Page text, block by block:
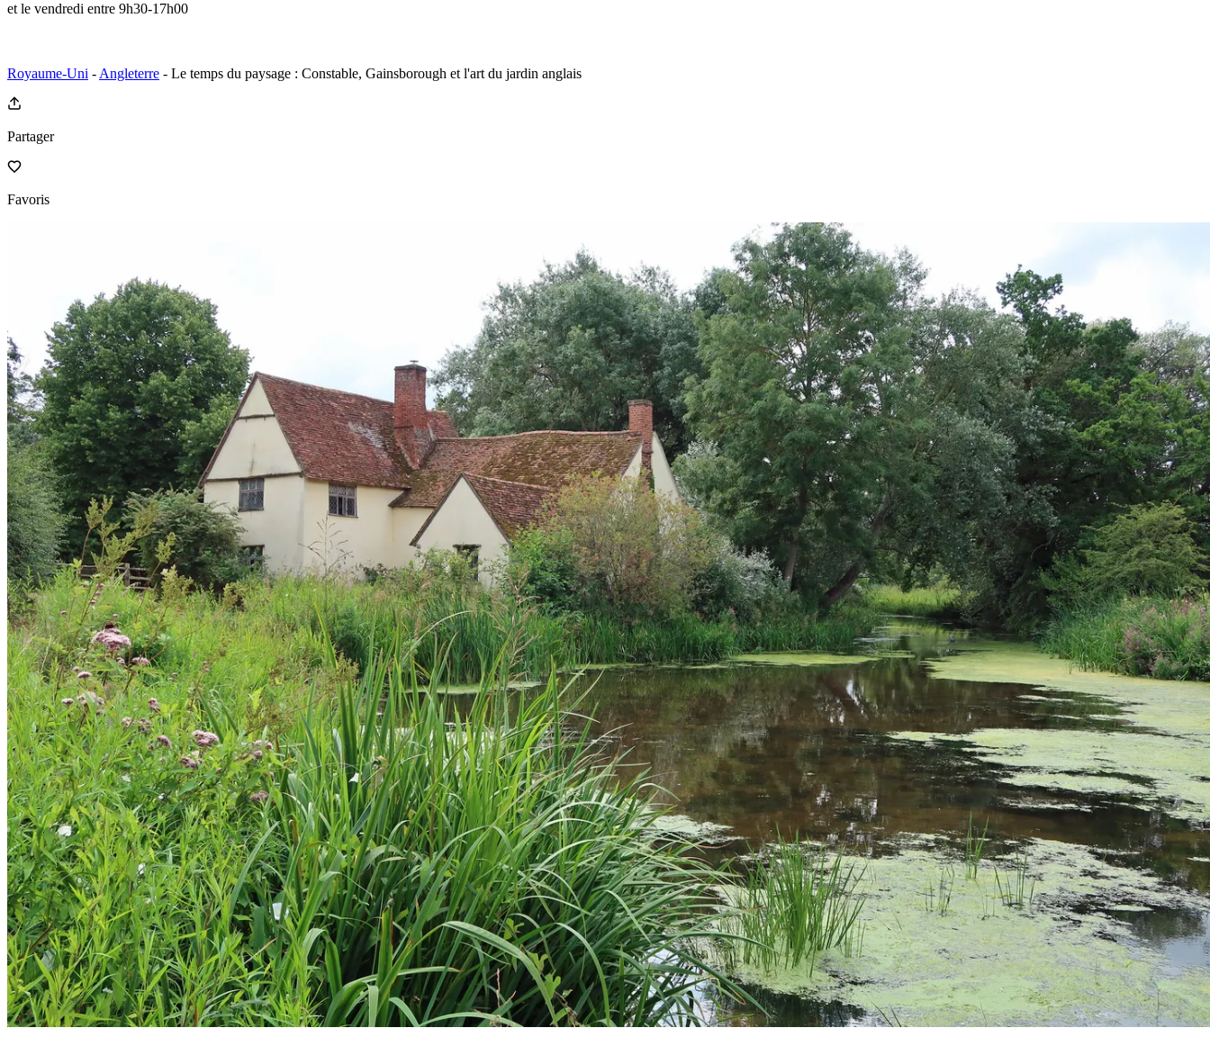
et le vendredi entre 9h30-17h00
Royaume-Uni - Angleterre - Le temps du paysage : Constable, Gainsborough et l'art du jardin anglais
Partager
Favoris